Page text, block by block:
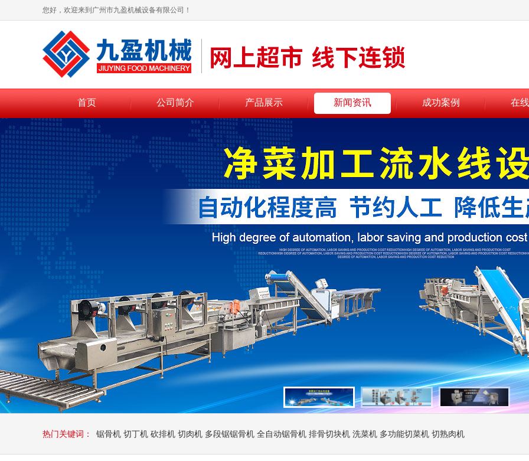
您好，欢迎来到广州市九盈机械设备有限公司！
首页 公司简介 产品展示 新闻资讯 成功案例 在
热门关键词： 锯骨机 切丁机 砍排机 切肉机 多段锯锯骨机 全自动锯骨机 排骨切块机 洗菜机 多功能切菜机 切熟肉机